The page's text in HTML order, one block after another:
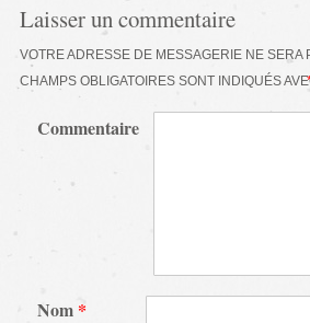
Laisser un commentaire
VOTRE ADRESSE DE MESSAGERIE NE SERA
CHAMPS OBLIGATOIRES SONT INDIQUÉS
Commentaire
Nom *